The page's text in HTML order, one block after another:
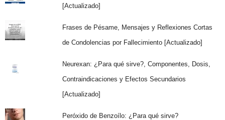
[Actualizado]
Frases de Pésame, Mensajes y Reflexiones Cortas
de Condolencias por Fallecimiento [Actualizado]
Neurexan: ¿Para qué sirve?, Componentes, Dosis,
Contraindicaciones y Efectos Secundarios
[Actualizado]
Peróxido de Benzoílo: ¿Para qué sirve?